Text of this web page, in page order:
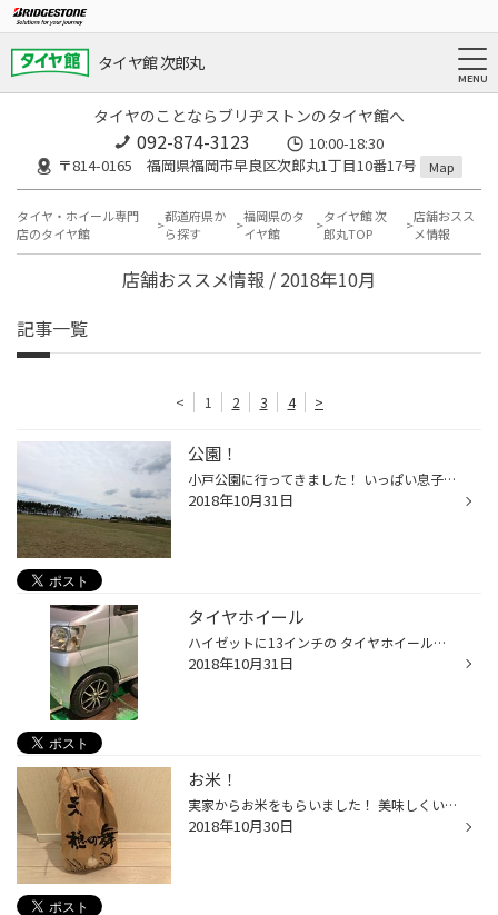
タイヤ館 次郎丸
タイヤのことならブリヂストンのタイヤ館へ
092-874-3123
10:00-18:30
〒814-0165 福岡県福岡市早良区次郎丸1丁目10番17号
Map
タイヤ・ホイール専門
店のタイヤ館
都道府県か
ら探す
福岡県のタ
イヤ館
タイヤ館 次
郎丸TOP
店舗おスス
メ情報
店舗おススメ情報 / 2018年10月
記事一覧
< 1 2 3 4 >
公園！
小戸公園に行ってきました！ いっぱい息子と走ってきました！ 足が筋肉痛です！
2018年10月31日
タイヤホイール
ハイゼットに13インチの タイヤホイールセットを 取り付けいたしました。 ホイールはホットスタッフオリジナル Gスピードです^ ^ タイヤ館ではホイールも幅広く 取り扱っております。 ぜひ一度相談しに来てみては？ スタッフ一同お待ちしておりますm(__)m
2018年10月31日
お米！
実家からお米をもらいました！ 美味しくいただきます！
2018年10月30日